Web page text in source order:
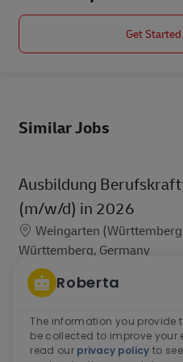
Get Started
Similar Jobs
Ausbildung
(m/w/d) in 2026
Location
Weingarten
Württemberg, Germany
Wo? Weingarten/
01.09.2026. Wie lange? 3
bei der Berufskraftfahrer
Nahverkehr (m/w/d).
Ausbildungsvergütung
Roberta
The information you provide
be collected to improve your
read our privacy policy to